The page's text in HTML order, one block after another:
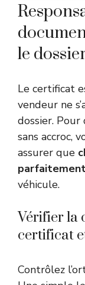
le
Le certificat
vendeur ne
dossier.
sans accroc,
assurer que
véhicule.
Vérifier la
certificat
Contrôlez